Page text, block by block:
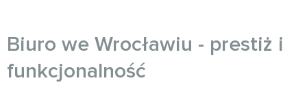
Biuro we Wrocławiu - prestiż i
funkcjonalność